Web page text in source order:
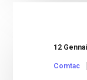
12
Comtac